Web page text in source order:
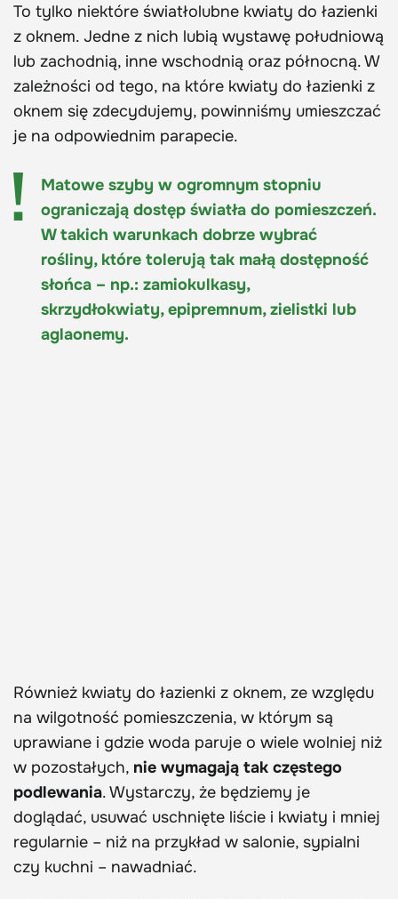
To tylko niektóre światłolubne kwiaty do łazienki
z oknem. Jedne z nich lubią wystawę południową
lub zachodnią, inne wschodnią oraz północną. W
zależności od tego, na które kwiaty do łazienki z
oknem się zdecydujemy, powinniśmy umieszczać
je na odpowiednim parapecie.
Matowe szyby w ogromnym stopniu
ograniczają dostęp światła do pomieszczeń.
W takich warunkach dobrze wybrać
rośliny, które tolerują tak małą dostępność
słońca – np.: zamiokulkasy,
skrzydłokwiaty, epipremnum, zielistki lub
aglaonemy.
Również kwiaty do łazienki z oknem, ze względu
na wilgotność pomieszczenia, w którym są
uprawiane i gdzie woda paruje o wiele wolniej niż
w pozostałych, nie wymagają tak częstego
podlewania. Wystarczy, że będziemy je
doglądać, usuwać uschnięte liście i kwiaty i mniej
regularnie – niż na przykład w salonie, sypialni
czy kuchni – nawadniać.